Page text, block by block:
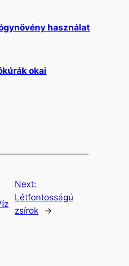
használat
okai
Next:
Létfontosságú
zsírok
→